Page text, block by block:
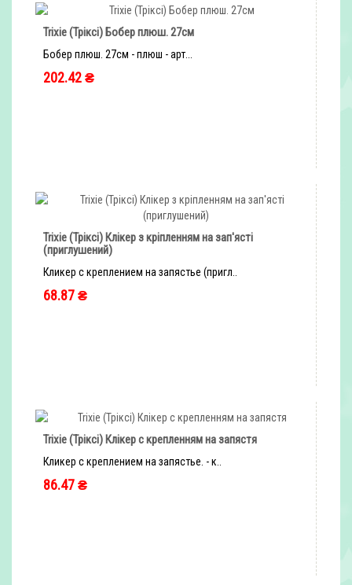
Trixie (Тріксі) Бобер плюш. 27см
Бобер плюш. 27см - плюш - арт...
202.42 ₴
Trixie (Тріксі) Клікер з кріпленням на зап'ясті
(приглушений)
Кликер с креплением на запястье (пригл..
68.87 ₴
Trixie (Тріксі) Клікер с крепленням на запястя
Кликер с креплением на запястье. - к..
86.47 ₴